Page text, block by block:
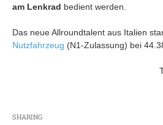
SHARING
am Lenkrad bedient werden.
Das neue Allroundtalent aus Italien
Nutzfahrzeug (N1-Zulassung) bei